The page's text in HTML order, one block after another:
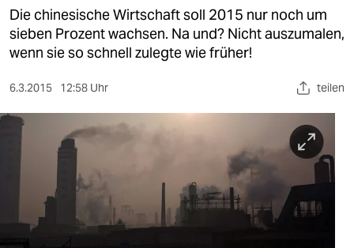
gesellschaft
sport
berlin
wahrheit
Die chinesische Wirtschaft soll 2015 nur noch um
sieben Prozent wachsen. Na und? Nicht auszumalen,
wenn sie so schnell zulegte wie früher!
6.3.2015 12:58 Uhr teilen